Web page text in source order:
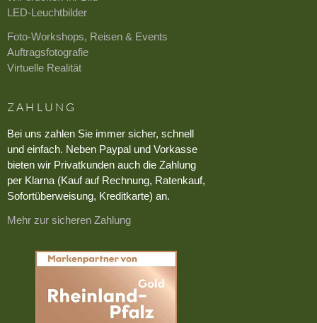
LED-Leuchtbilder
Foto-Workshops, Reisen & Events
Auftragsfotografie
Virtuelle Realität
ZAHLUNG
Bei uns zahlen Sie immer sicher, schnell
und einfach. Neben Paypal und Vorkasse
bieten wir Privatkunden auch die Zahlung
per Klarna (Kauf auf Rechnung, Ratenkauf,
Sofortüberweisung, Kreditkarte) an.
Mehr zur sicheren Zahlung